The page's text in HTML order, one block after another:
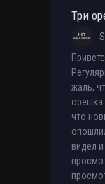
Три
жаль,
орешка
что
видел